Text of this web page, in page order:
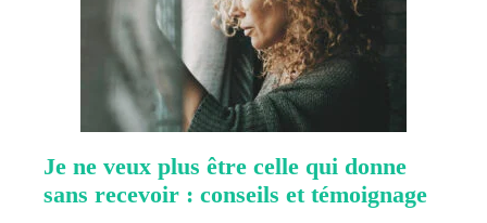
Je ne veux plus être celle qui donne
sans recevoir : conseils et témoignage